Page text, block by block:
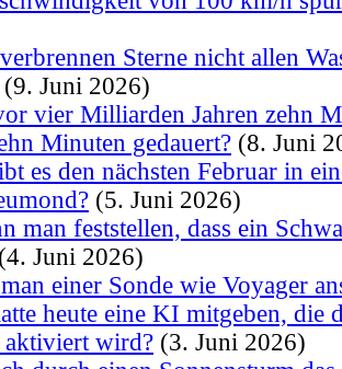
Sterne nicht allen
(9. Juni 2026)
vier Milliarden Jahren zehn
Minuten gedauert? (8. Juni
es den nächsten Februar in
(5. Juni 2026)
man feststellen, dass ein
(4. Juni 2026)
einer Sonde wie Voyager
heute eine KI mitgeben, die
aktiviert wird? (3. Juni 2026)